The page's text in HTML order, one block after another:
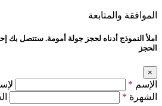
الموافقة والمتابعة
املأ النموذج أدناه لحجز جولة أمومة. ستتصل بك
الحجز
×
الإسم *
الشهرة *